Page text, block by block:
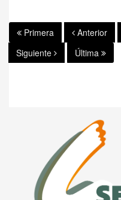
Primera Anterior
Siguiente
Última